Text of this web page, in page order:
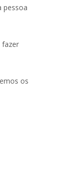
pessoa
fazer
os